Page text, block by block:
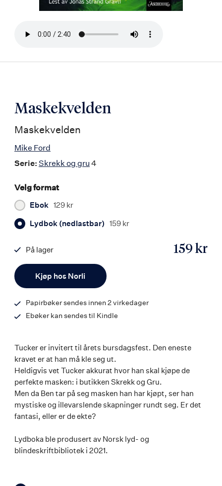
Bla
Maskekvelden
Maskekvelden
Mike Ford
Serie: Skrekk og gru 4
Velg format
Ebok 129 kr
Lydbok (nedlastbar) 159 kr
Kjøp hos Norli
159 kr
På lager
9788203368066
Papirbøker sendes innen 2 virkedager
Ebøker kan sendes til Kindle
Tucker er invitert til årets bursdagsfest. Den eneste
kravet er at han må kle seg ut.
Heldigvis vet Tucker akkurat hvor han skal kjøpe de
perfekte masken: i butikken Skrekk og Gru.
Men da Ben tar på seg masken han har kjøpt, ser han
mystiske og illevarslende skapninger rundt seg. Er det
fantasi, eller er de ekte?
Lydboka ble produsert av Norsk lyd- og
blindeskriftbibliotek i 2021.